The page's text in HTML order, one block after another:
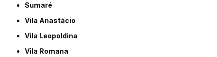
Sumaré
Vila Anastácio
Vila Leopoldina
Vila Romana